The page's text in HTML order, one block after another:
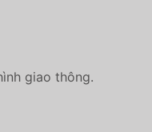
giao thông.